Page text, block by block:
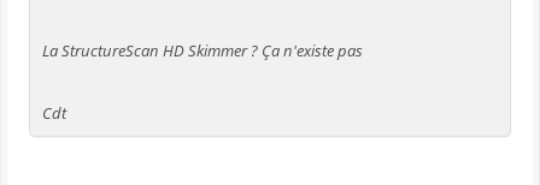
La StructureScan HD Skimmer ? Ça n'existe pas
Cdt